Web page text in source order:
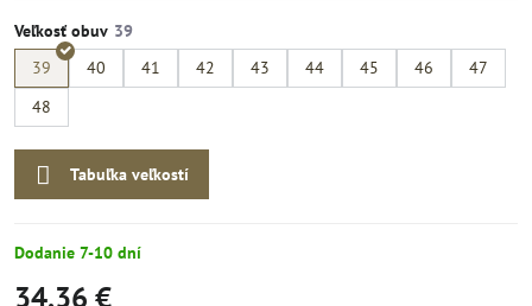
Veľkosť obuv
39
40 41 42 43 44 45 46
47
48
Tabuľka veľkostí
Dodanie 7-10 dní
34,36 €